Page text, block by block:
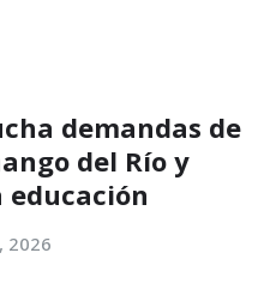
demandas de
del Río y
educación
2026